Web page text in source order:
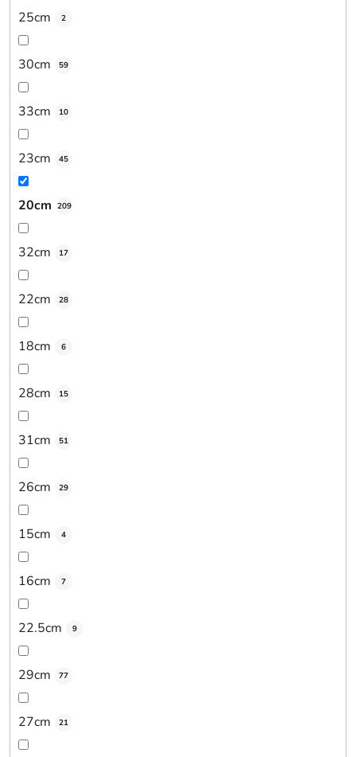
25cm 2
30cm 59
33cm 10
23cm 45
20cm 209
32cm 17
22cm 28
18cm 6
28cm 15
31cm 51
26cm 29
15cm 4
16cm 7
22.5cm 9
29cm 77
27cm 21